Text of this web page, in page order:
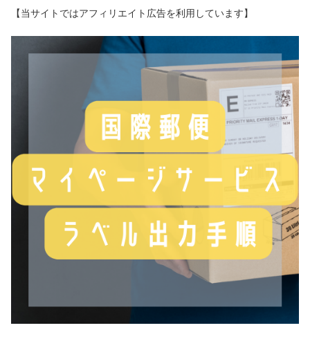
【当サイトではアフィリエイト広告を利用しています】